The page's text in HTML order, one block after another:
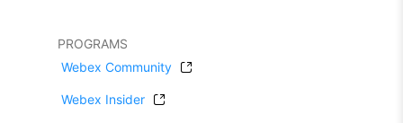
PROGRAMS
Webex Community
Webex Insider